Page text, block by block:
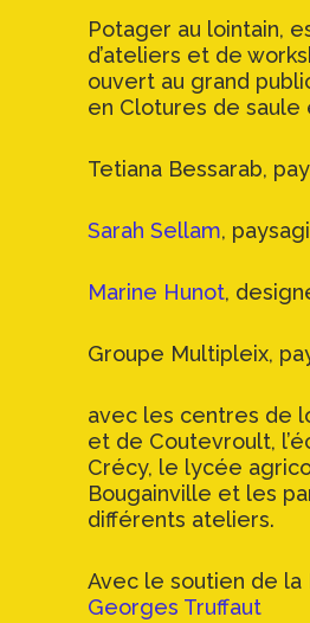
Potager au lointain,
d’ateliers et de
ouvert au grand
en Clotures de saule
Tetiana Bessarab,
Sarah Sellam,
Marine Hunot,
Groupe Multipleix,
avec les centres de
et de Coutevroult,
Crécy, le lycée
Bougainville et les
différents ateliers.
Avec le soutien de la
Georges Truffaut